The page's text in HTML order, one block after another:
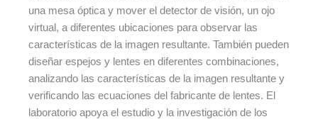
una mesa óptica y mover el detector de visión, un ojo
virtual, a diferentes ubicaciones para observar las
características de la imagen resultante. También pueden
diseñar espejos y lentes en diferentes combinaciones,
analizando las características de la imagen resultante y
verificando las ecuaciones del fabricante de lentes. El
laboratorio apoya el estudio y la investigación de los